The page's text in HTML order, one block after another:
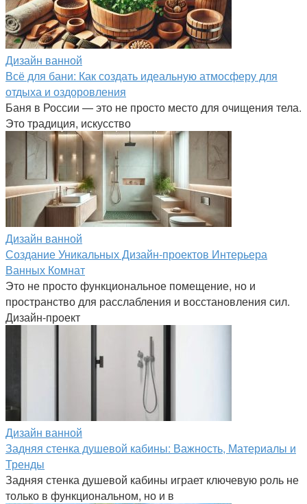
Дизайн ванной
Всё для бани: Как создать идеальную атмосферу для
отдыха и оздоровления
Баня в России — это не просто место для очищения тела.
Это традиция, искусство
Дизайн ванной
Создание Уникальных Дизайн-проектов Интерьера
Ванных Комнат
Это не просто функциональное помещение, но и
пространство для расслабления и восстановления сил.
Дизайн-проект
Дизайн ванной
Задняя стенка душевой кабины: Важность, Материалы и
Тренды
Задняя стенка душевой кабины играет ключевую роль не
только в функциональном, но и в